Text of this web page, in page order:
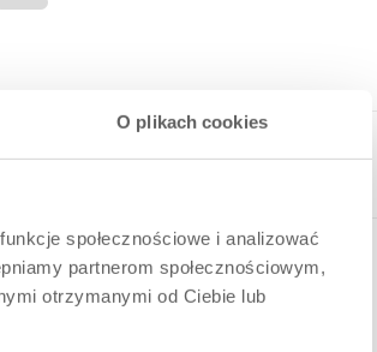
O plikach cookies
społecznościowe i analizować
partnerom społecznościowym,
otrzymanymi od Ciebie lub
Smart Home